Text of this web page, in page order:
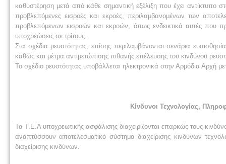
καθυστέρηση μετά από κάθε σημαντική εξέλιξη που έχει αντίκτυπο
προβλεπόμενες εισροές και εκροές, περιλαμβανομένων των
προβλεπόμενων εισροών και εκροών, όπως ενδεικτικά αυτές
υποχρεώσεις σε τρίτους.
Στα σχέδια ρευστότητας, επίσης περιλαμβάνονται σενάρια
καθώς και μέτρα αντιμετώπισης πιθανής επέλευσης του κινδύνου
Το σχέδιο ρευστότητας υποβάλλεται ηλεκτρονικά στην Αρμόδια Αρχή
Κίνδυνοι Τεχνολογίας,
Τα Τ.Ε.Α υποχρεωτικής ασφάλισης διαχειρίζονται επαρκώς τους
αναπτύσσουν αποτελεσματικό σύστημα διαχείρισης κινδύνων
διαχείρισης κινδύνων.